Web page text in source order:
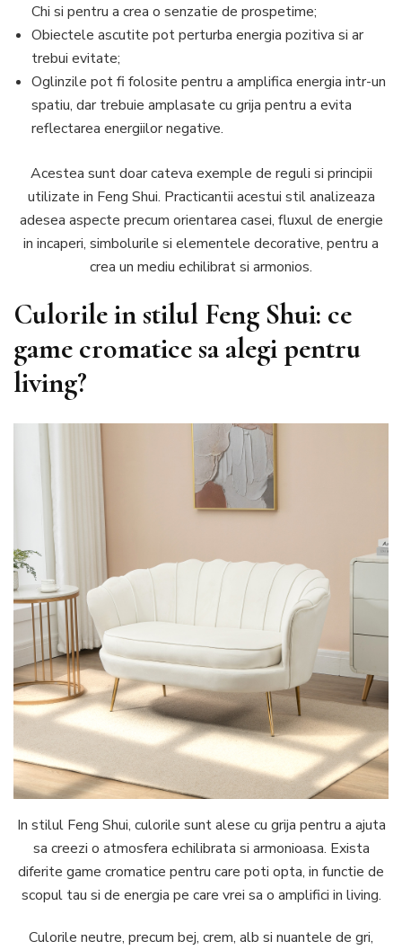
Chi si pentru a crea o senzatie de prospetime;
Obiectele ascutite pot perturba energia pozitiva si ar
trebui evitate;
Oglinzile pot fi folosite pentru a amplifica energia intr-un
spatiu, dar trebuie amplasate cu grija pentru a evita
reflectarea energiilor negative.
Acestea sunt doar cateva exemple de reguli si principii
utilizate in Feng Shui. Practicantii acestui stil analizeaza
adesea aspecte precum orientarea casei, fluxul de energie
in incaperi, simbolurile si elementele decorative, pentru a
crea un mediu echilibrat si armonios.
Culorile in stilul Feng Shui: ce
game cromatice sa alegi pentru
living?
In stilul Feng Shui, culorile sunt alese cu grija pentru a ajuta
sa creezi o atmosfera echilibrata si armonioasa. Exista
diferite game cromatice pentru care poti opta, in functie de
scopul tau si de energia pe care vrei sa o amplifici in living.
Culorile neutre, precum bej, crem, alb si nuantele de gri,